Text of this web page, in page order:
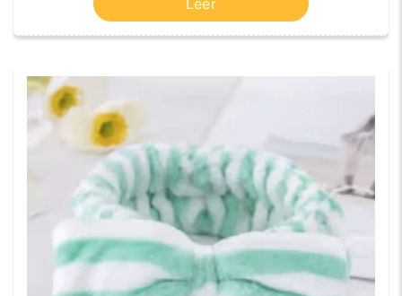
la altura de línea, el diseño centrado, a la
izquierda o a la derecha, e insertar enlaces,
cambiar o ajustar este bloque tú mismo. El
contenido no necesita ser artificial. Si tienes
alguna pregunta, por favor contacta al Servicio
de Atención al Cliente de Información, estaremos
encantados de ayudarte.
Leer